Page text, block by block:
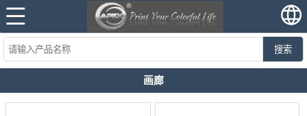
搜索
画廊